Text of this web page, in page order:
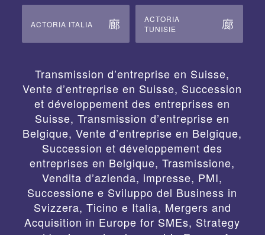
ACTORIA ITALIA
ACTORIA
TUNISIE
Transmission d’entreprise en Suisse,
Vente d’entreprise en Suisse, Succession
et développement des entreprises en
Suisse,Transmission d’entreprise en
Belgique, Vente d’entreprise en Belgique,
Succession et développement des
entreprises en Belgique,Trasmissione,
Vendita d’azienda, impresse, PMI,
Successione e Sviluppo del Business in
Svizzera, Ticino e Italia, Mergers and
Acquisition in Europe for SMEs, Strategy